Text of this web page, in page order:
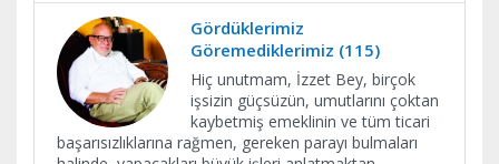
Gördüklerimiz
Göremediklerimiz (115)
Hiç unutmam, İzzet Bey, birçok
işsizin güçsüzün, umutlarını çoktan
kaybetmiş emeklinin ve tüm ticari
başarısızlıklarına rağmen, gereken parayı bulmaları